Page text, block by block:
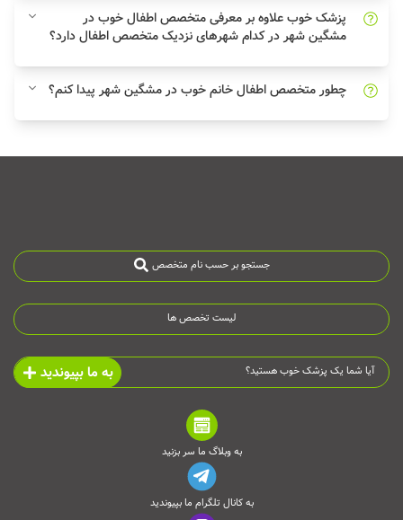
پزشک خوب علاوه بر معرفی متخصص اطفال خوب در
مشگین شهر در کدام شهرهای نزدیک متخصص اطفال دارد؟
چطور متخصص اطفال خانم خوب در مشگین شهر پیدا کنم؟
جستجو بر حسب نام متخصص
لیست تخصص ها
آیا شما یک پزشک خوب هستید؟ به ما بپیوندید
به وبلاگ ما سر بزنید
به کانال تلگرام ما بپیوندید